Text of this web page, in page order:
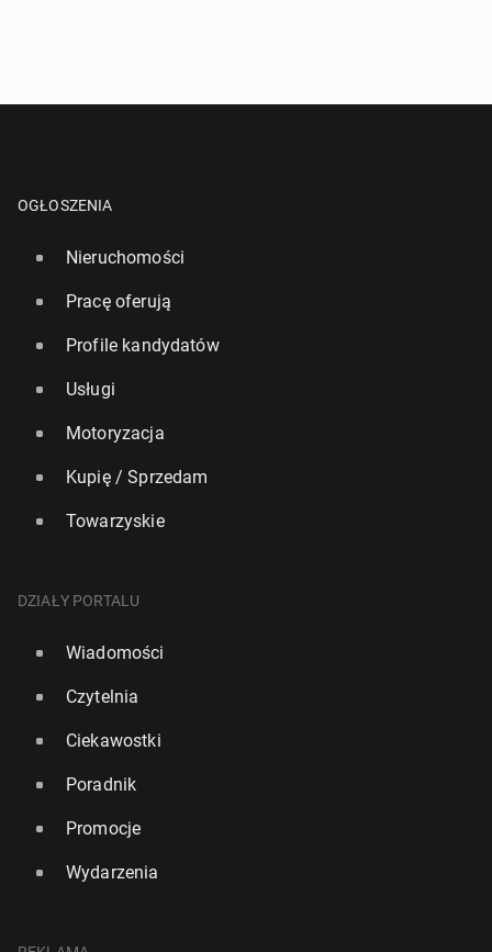
OGŁOSZENIA
Nieruchomości
Pracę oferują
Profile kandydatów
Usługi
Motoryzacja
Kupię / Sprzedam
Towarzyskie
DZIAŁY PORTALU
Wiadomości
Czytelnia
Ciekawostki
Poradnik
Promocje
Wydarzenia